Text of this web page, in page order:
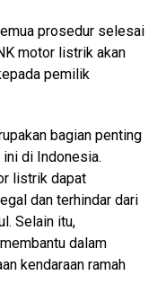
prosedur selesai
motor listrik akan
pemilik
bagian penting
di Indonesia.
listrik dapat
dan terhindar dari
Selain itu,
dalam
kendaraan ramah